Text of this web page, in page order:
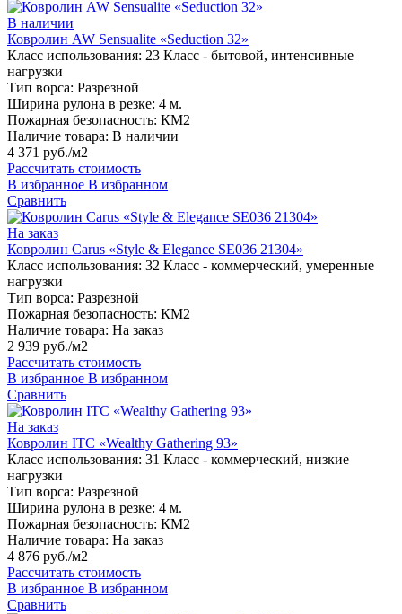
В наличии
Ковролин AW Sensualite «Seduction 32»
Класс использования: 23 Класс - бытовой, интенсивные
нагрузки
Тип ворса: Разрезной
Ширина рулона в резке: 4 м.
Пожарная безопасность: КМ2
Наличие товара: В наличии
4 371 руб./м2
Рассчитать стоимость
В избранное В избранном
Сравнить
На заказ
Ковролин Carus «Style & Elegance SE036 21304»
Класс использования: 32 Класс - коммерческий, умеренные
нагрузки
Тип ворса: Разрезной
Пожарная безопасность: КМ2
Наличие товара: На заказ
2 939 руб./м2
Рассчитать стоимость
В избранное В избранном
Сравнить
На заказ
Ковролин ITC «Wealthy Gathering 93»
Класс использования: 31 Класс - коммерческий, низкие
нагрузки
Тип ворса: Разрезной
Ширина рулона в резке: 4 м.
Пожарная безопасность: КМ2
Наличие товара: На заказ
4 876 руб./м2
Рассчитать стоимость
В избранное В избранном
Сравнить